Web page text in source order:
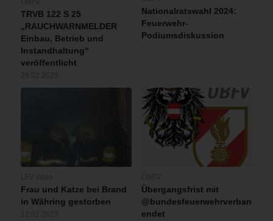
TRVB 122 S 25
„RAUCHWARNMELDER
Einbau, Betrieb und
Instandhaltung“
veröffentlicht
Nationalratswahl 2024:
Feuerwehr-
Podiumsdiskussion
Frau und Katze bei Brand
in Währing gestorben
Übergangsfrist mit
@bundesfeuerwehrverband.at
endet